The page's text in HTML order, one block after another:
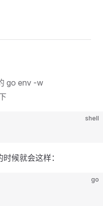
go env -w
shell
候就会这样：
go